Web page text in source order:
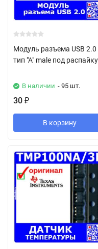
Модуль разъема USB 2.0
тип "А" male под распайку
В наличии - 95 шт.
30 ₽
В корзину